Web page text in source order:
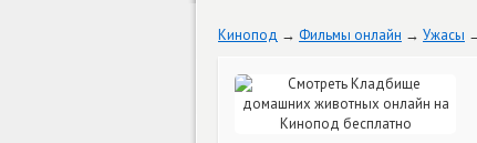
Кинопод Фильмы онлайн Ужасы